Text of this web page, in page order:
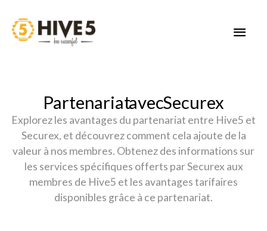
content
Partenariat avec Securex
Explorez les avantages du partenariat entre Hive5 et
Securex, et découvrez comment cela ajoute de la
valeur à nos membres. Obtenez des informations sur
les services spécifiques offerts par Securex aux
membres de Hive5 et les avantages tarifaires
disponibles grâce à ce partenariat.